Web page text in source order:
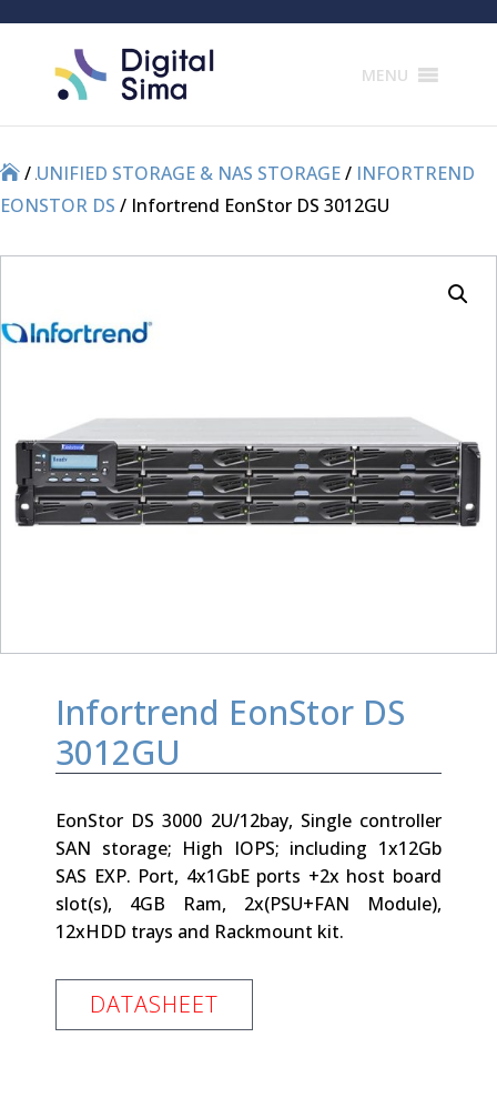
MENU
//
UNIFIED STORAGE & NAS STORAGE/ INFORTREND
EONSTOR DS / Infortrend EonStor DS 3012GU
Infortrend EonStor DS
3012GU
EonStor DS 3000 2U/12bay, Single controller
SAN storage; High IOPS; including 1x12Gb
SAS EXP. Port, 4x1GbE ports +2x host board
slot(s), 4GB Ram, 2x(PSU+FAN Module),
12xHDD trays and Rackmount kit.
DATASHEET